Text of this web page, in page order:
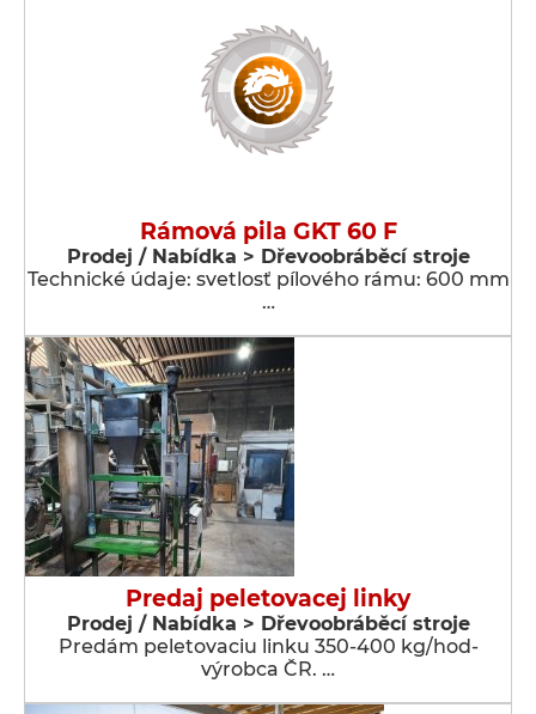
Rámová pila GKT 60 F
Prodej / Nabídka > Dřevoobráběcí stroje
Technické údaje: svetlosť pílového rámu: 600 mm
…
Predaj peletovacej linky
Prodej / Nabídka > Dřevoobráběcí stroje
Predám peletovaciu linku 350-400 kg/hod-
výrobca ČR. …